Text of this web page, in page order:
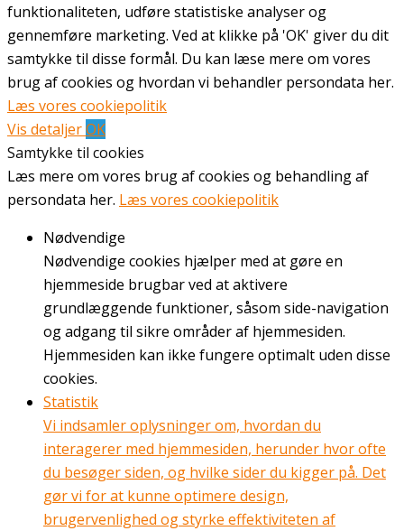
funktionaliteten, udføre statistiske analyser og
gennemføre marketing. Ved at klikke på 'OK' giver du dit
samtykke til disse formål. Du kan læse mere om vores
brug af cookies og hvordan vi behandler persondata her.
Læs vores cookiepolitik
Vis detaljerOK
Samtykke til cookies
Læs mere om vores brug af cookies og behandling af
persondata her. Læs vores cookiepolitik
Nødvendige
Nødvendige cookies hjælper med at gøre en
hjemmeside brugbar ved at aktivere
grundlæggende funktioner, såsom side-navigation
og adgang til sikre områder af hjemmesiden.
Hjemmesiden kan ikke fungere optimalt uden disse
cookies.
Statistik
Vi indsamler oplysninger om, hvordan du
interagerer med hjemmesiden, herunder hvor ofte
du besøger siden, og hvilke sider du kigger på. Det
gør vi for at kunne optimere design,
brugervenlighed og styrke effektiviteten af